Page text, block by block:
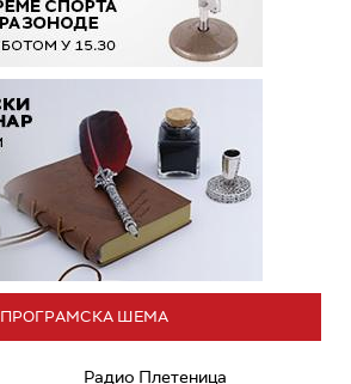
ПРОГРАМСКА ШЕМА
Радио Плетеница